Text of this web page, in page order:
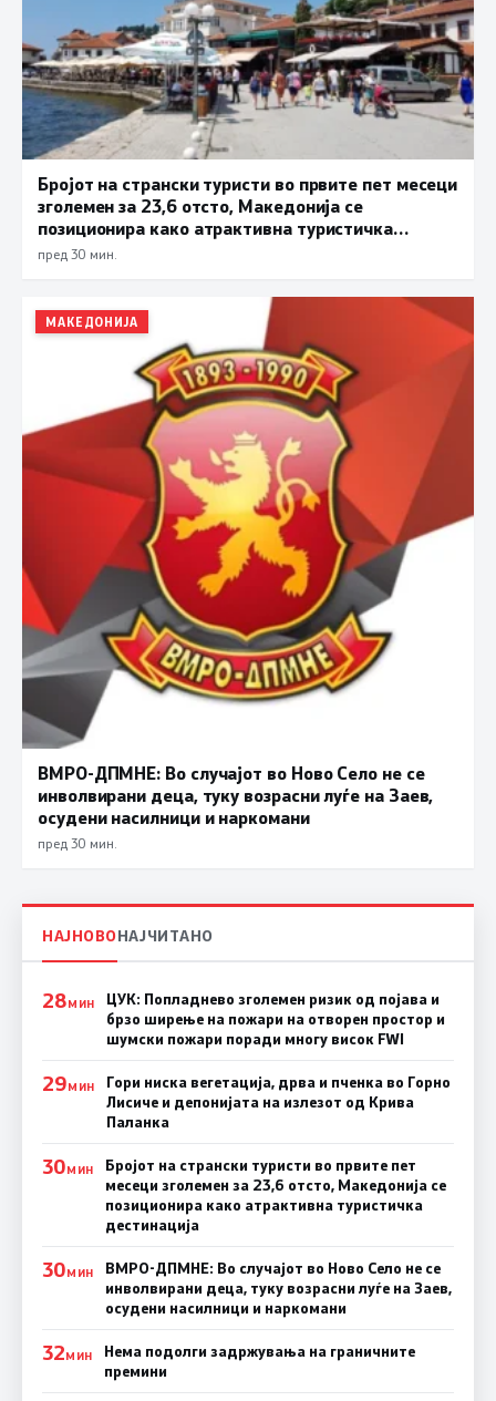
Бројот на странски туристи во првите пет месеци
зголемен за 23,6 отсто, Македонија се
позиционира како атрактивна туристичка
дестинација
пред 30 мин.
МАКЕДОНИЈА
ВМРО-ДПМНЕ: Во случајот во Ново Село не се
инволвирани деца, туку возрасни луѓе на Заев,
осудени насилници и наркомани
пред 30 мин.
НАЈНОВОНАЈЧИТАНО
28МИН
ЦУК: Попладнево зголемен ризик од појава и
брзо ширење на пожари на отворен простор и
шумски пожари поради многу висок FWI
29МИН
Гори ниска вегетација, дрва и пченка во Горно
Лисиче и депонијата на излезот од Крива
Паланка
30МИН
Бројот на странски туристи во првите пет
месеци зголемен за 23,6 отсто, Македонија се
позиционира како атрактивна туристичка
дестинација
30МИН
ВМРО-ДПМНЕ: Во случајот во Ново Село не се
инволвирани деца, туку возрасни луѓе на Заев,
осудени насилници и наркомани
32МИН
Нема подолги задржувања на граничните
премини